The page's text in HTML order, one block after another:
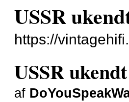
USSR
https://
USSR ukendt
af